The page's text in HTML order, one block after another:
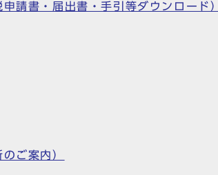
請書・届出書・手引等ダウンロード）
ご案内）